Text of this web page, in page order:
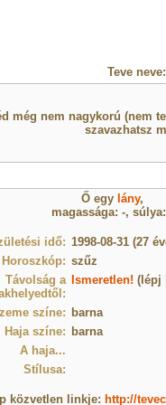
Teve
még nem nagykorú (nem
szavazhatsz
Ő egy lány,
magassága: -,
idő: 1998-08-31 (27
Horoszkóp: szűz
Távolság a
Ismeretlen! (lépj
színe: barna
Haja színe: barna
A haja...
Stílusa:
közvetlen linkje: http://